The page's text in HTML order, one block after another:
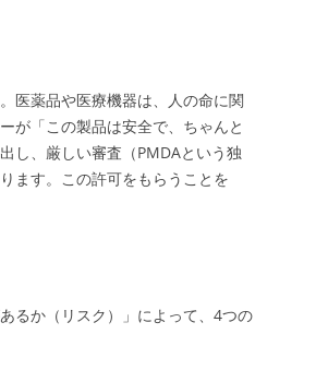
医薬品や医療機器は、人の命に関
が「この製品は安全で、ちゃんと
し、厳しい審査（PMDAという独
ます。この許可をもらうことを
るか（リスク）」によって、4つの